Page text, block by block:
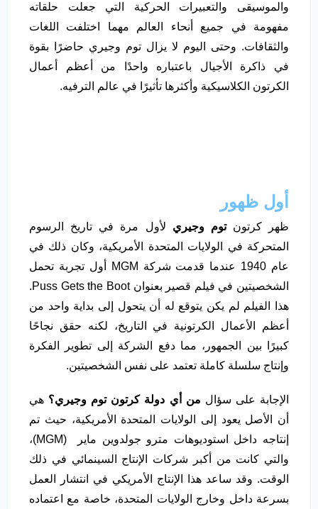
والموسيقى والتعبيرات الحركية التي جعلت حلقاته
مفهومة في جميع أنحاء العالم مهما اختلفت اللغات
والثقافات. وحتى اليوم لا يزال توم وجيري حاضرًا بقوة
في ذاكرة الأجيال باعتباره واحدًا من أعظم أعمال
الكرتون الكلاسيكية وأكثرها تأثيرًا في عالم الترفيه.
أول ظهور
ظهر كرتونتوم وجيري لأول مرة في تاريخ الرسوم
المتحركة في الولايات المتحدة الأمريكية، وكان ذلك في
عام 1940 عندما قدمت شركة MGM أول تجربة تحمل
الشخصيتين في فيلم قصير بعنوان Puss Gets the Boot.
هذا الفيلم لم يكن يتوقع له أن يتحول إلى بداية واحد من
أعظم الأعمال الكرتونية في التاريخ، لكنه حقق نجاحًا
كبيرًا بين الجمهور، مما دفع الشركة إلى تطوير الفكرة
وإنتاج سلسلة كاملة تعتمد على نفس الشخصيتين.
الإجابة على سؤال من أي دولة كرتون توم وجيري؟ هي
أن الأصل يعود إلى الولايات المتحدة الأمريكية، حيث تم
إنتاجه داخل استوديوهات مترو جولدوين ماير (MGM)،
والتي كانت من أكبر شركات الإنتاج السينمائي في ذلك
الوقت. وقد ساعد هذا الإنتاج الأمريكي في انتشار العمل
بسرعة داخل وخارج الولايات المتحدة، خاصة مع اعتماده